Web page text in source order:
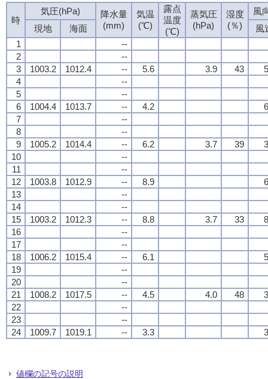
時
気圧(hPa)
降水量
(mm)
気温
(℃)
露点
温度
(℃)
蒸気圧
(hPa)
湿度
(％)
風
現地
海面
風
1
--
2
--
3
1003.2 1012.4 -- 5.6 3.9 43
4
--
5
--
6
1004.4 1013.7 -- 4.2
7
--
8
--
9
1005.2 1014.4 -- 6.2 3.7 39
10
--
11
--
12
1003.8 1012.9 -- 8.9
13
--
14
--
15
1003.2 1012.3 -- 8.8 3.7 33
16
--
17
--
18
1006.2 1015.4 -- 6.1
19
--
20
--
21
1008.2 1017.5 -- 4.5 4.0 48
22
--
23
--
24
1009.7 1019.1 -- 3.3
値欄の記号の説明